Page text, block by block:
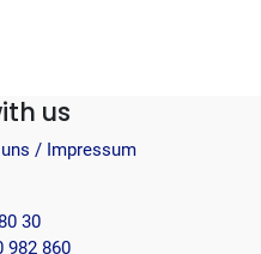
us
/ Impressum
30
982 860